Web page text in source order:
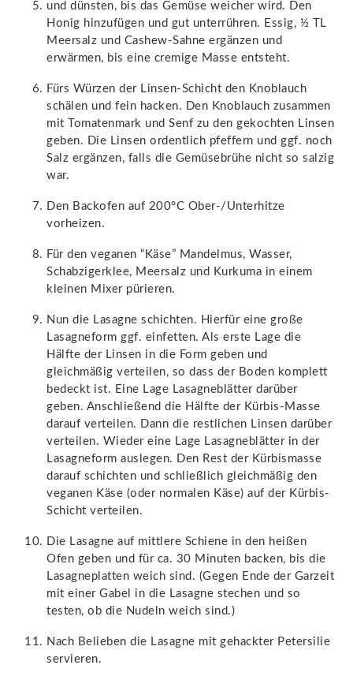
und dünsten, bis das Gemüse weicher wird. Den
Honig hinzufügen und gut unterrühren. Essig, ½ TL
Meersalz und Cashew-Sahne ergänzen und
erwärmen, bis eine cremige Masse entsteht.
Fürs Würzen der Linsen-Schicht den Knoblauch
schälen und fein hacken. Den Knoblauch zusammen
mit Tomatenmark und Senf zu den gekochten Linsen
geben. Die Linsen ordentlich pfeffern und ggf. noch
Salz ergänzen, falls die Gemüsebrühe nicht so salzig
war.
Den Backofen auf 200°C Ober-/Unterhitze
vorheizen.
Für den veganen “Käse” Mandelmus, Wasser,
Schabzigerklee, Meersalz und Kurkuma in einem
kleinen Mixer pürieren.
Nun die Lasagne schichten. Hierfür eine große
Lasagneform ggf. einfetten. Als erste Lage die
Hälfte der Linsen in die Form geben und
gleichmäßig verteilen, so dass der Boden komplett
bedeckt ist. Eine Lage Lasagneblätter darüber
geben. Anschließend die Hälfte der Kürbis-Masse
darauf verteilen. Dann die restlichen Linsen darüber
verteilen. Wieder eine Lage Lasagneblätter in der
Lasagneform auslegen. Den Rest der Kürbismasse
darauf schichten und schließlich gleichmäßig den
veganen Käse (oder normalen Käse) auf der Kürbis-
Schicht verteilen.
Die Lasagne auf mittlere Schiene in den heißen
Ofen geben und für ca. 30 Minuten backen, bis die
Lasagneplatten weich sind. (Gegen Ende der Garzeit
mit einer Gabel in die Lasagne stechen und so
testen, ob die Nudeln weich sind.)
Nach Belieben die Lasagne mit gehackter Petersilie
servieren.